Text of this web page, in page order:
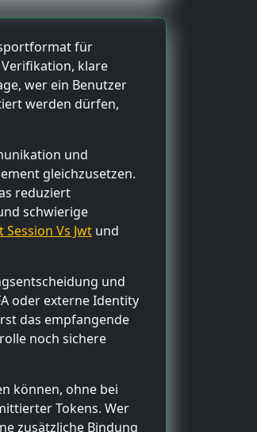
für
klare
wer ein Benutzer
werden dürfen,
und
gleichzusetzen.
reduziert
schwierige
Session Vs Jwt und
und
oder externe Identity
das empfangende
noch sichere
können, ohne bei
Tokens. Wer
zusätzliche Bindung